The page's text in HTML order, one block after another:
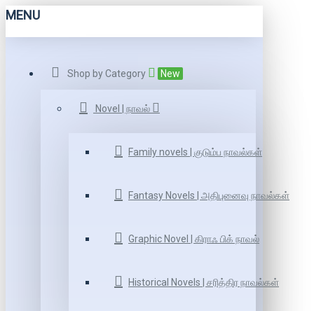
MENU
Shop by Category New
Novel | நாவல்
Family novels | குடும்ப நாவல்கள்
Fantasy Novels | அதிபுனைவு நாவல்கள்
Graphic Novel | கிராஃ பிக் நாவல்
Historical Novels | சரித்திர நாவல்கள்